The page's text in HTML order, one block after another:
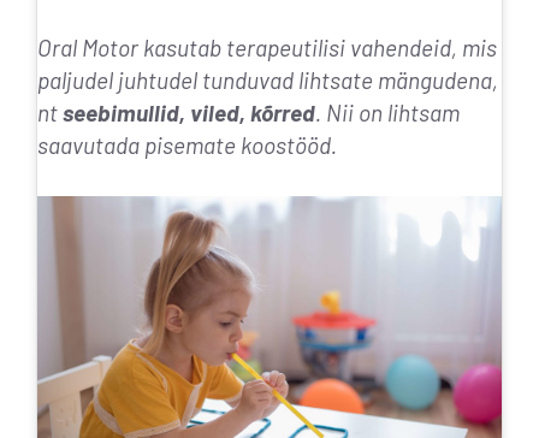
Oral Motor kasutab terapeutilisi vahendeid, mis
paljudel juhtudel tunduvad lihtsate mängudena,
ntseebimullid, viled, kõrred. Nii on lihtsam
saavutada pisemate koostööd.